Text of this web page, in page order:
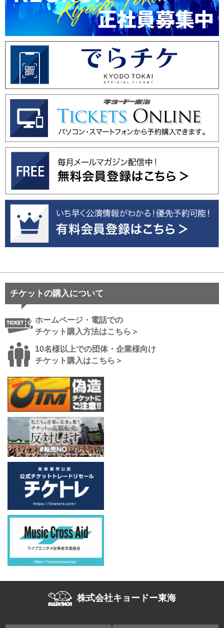
チケットの購入について
ホームページ・電話での
チケット購入方法はこちら＞
10名様以上での団体・企業様向け
チケット購入はこちら＞
株式会社キョードー東海